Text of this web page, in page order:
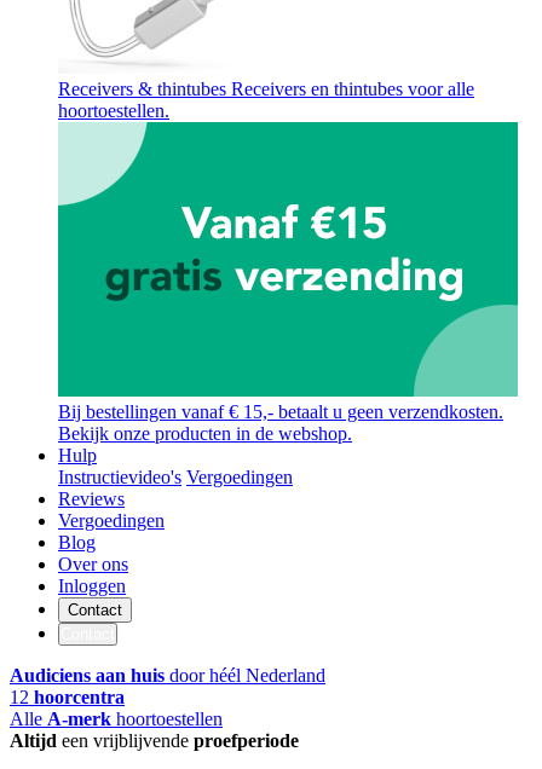
Receivers & thintubes Receivers en thintubes voor alle
hoortoestellen.
Bij bestellingen vanaf € 15,- betaalt u geen verzendkosten.
Bekijk onze producten in de webshop.
Hulp
Instructievideo's Vergoedingen
Reviews
Vergoedingen
Blog
Over ons
Inloggen
Contact
Audiciens aan huis door héél Nederland
12 hoorcentra
Alle A-merk hoortoestellen
Altijd een vrijblijvende proefperiode